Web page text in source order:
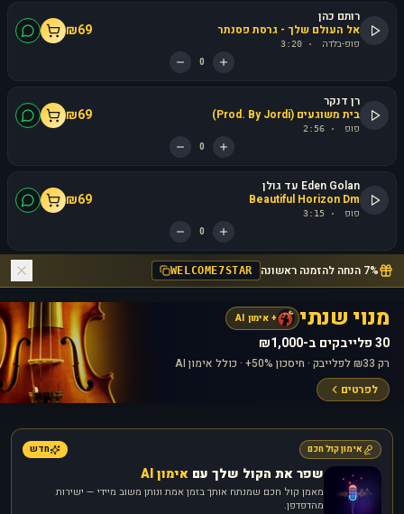
רותם כהן
אל העולם שלך - גרסת פסנתר
פופ-בלדה ·
3:20
₪69
0
רן דנקר
בית משוגעים (Prod. By Jordi)
פופ ·
2:56
₪69
0
Eden Golan עד גולן
Beautiful Horizon Dm
פופ ·
3:15
₪69
0
7% הנחה להזמנה ראשונה WELCOME7STAR
מנוי שנתי + אימון AI
30 פלייבקים ב-₪1,000
רק ₪33 לפלייבק · חיסכון 50%+ · כולל אימון AI
לפרטים
אימון קול חכם חדש
שפר את הקול שלך עם אימון AI
מאמן קול חכם שמנתח אותך בזמן אמת ונותן משוב מיידי — ישירות
מהדפדפן.